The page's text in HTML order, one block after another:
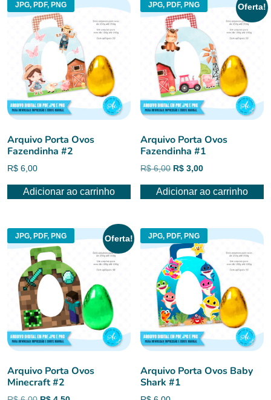
JPG, PDF, PNG
Arquivo Porta Ovos
Fazendinha #2
R$ 6,00
Adicionar ao carrinho
JPG, PDF, PNG Oferta!
Arquivo Porta Ovos
Fazendinha #1
R$6,00 O
original
R$ 3,00O
atual
Adicionar ao carrinho
JPG, PDF, PNG Oferta!
Arquivo Porta Ovos
Minecraft #2
JPG, PDF, PNG
Arquivo Porta Ovos Baby
Shark #1